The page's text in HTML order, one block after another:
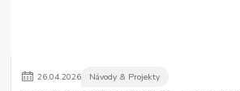
26.04.2026 Návody & Projekty